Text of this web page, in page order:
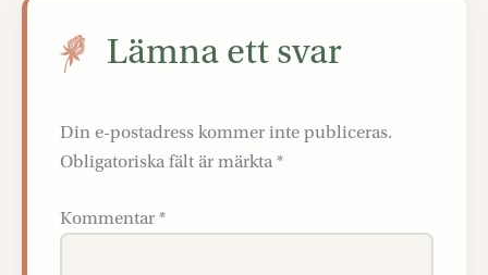
Lämna ett svar
Din e-postadress kommer inte publiceras.
Obligatoriska fält är märkta *
Kommentar *